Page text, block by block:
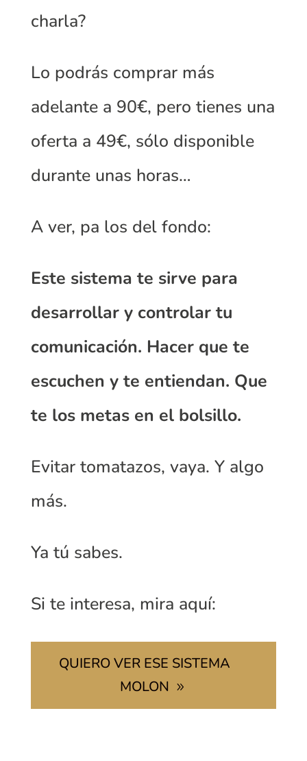
charla?
Lo podrás comprar más
adelante a 90€, pero tienes una
oferta a 49€, sólo disponible
durante unas horas…
A ver, pa los del fondo:
Este sistema te sirve para
desarrollar y controlar tu
comunicación. Hacer que te
escuchen y te entiendan. Que
te los metas en el bolsillo.
Evitar tomatazos, vaya. Y algo
más.
Ya tú sabes.
Si te interesa, mira aquí:
QUIERO VER ESE SISTEMA
MOLON